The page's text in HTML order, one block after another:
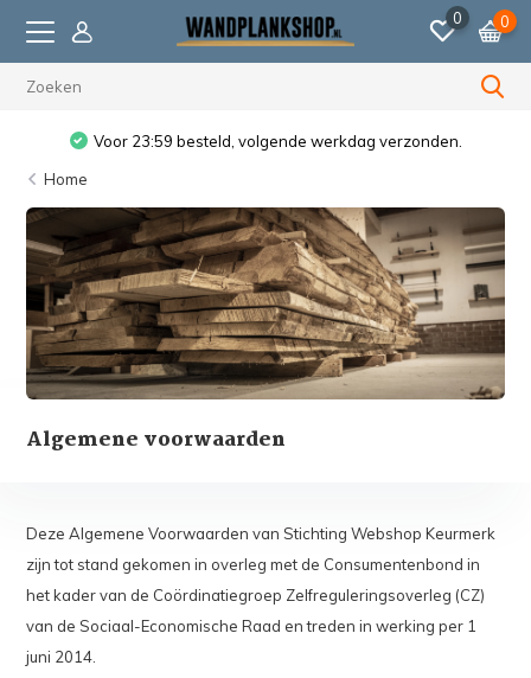
0 0
Voor 23:59 besteld, volgende werkdag verzonden.
Home
Algemene voorwaarden
Deze Algemene Voorwaarden van Stichting Webshop Keurmerk
zijn tot stand gekomen in overleg met de Consumentenbond in
het kader van de Coördinatiegroep Zelfreguleringsoverleg (CZ)
van de Sociaal-Economische Raad en treden in werking per 1
juni 2014.